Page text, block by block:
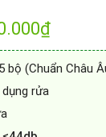
₫Giá
hiện
tại
bộ (Chuẩn Châu
rửa